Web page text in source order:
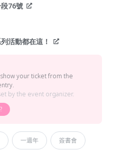
76號
活動都在這！
your ticket from the
by the event organizer.
一週年 簽書會